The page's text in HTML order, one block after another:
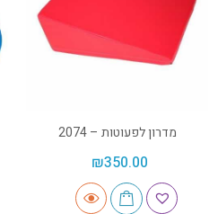
מדרון לפעוטות – 2074
₪350.00